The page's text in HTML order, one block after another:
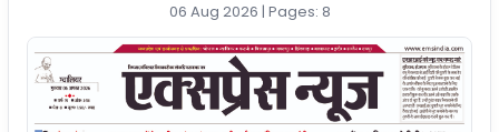
06 Aug 2026 | Pages: 8